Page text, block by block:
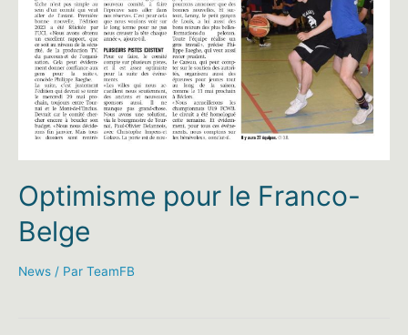
Optimisme pour le Franco-
Belge
News / Par TeamFB